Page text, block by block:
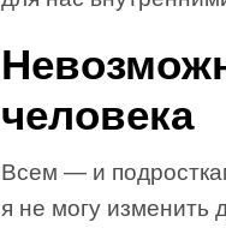
человека
Всем — и
я не могу изменить